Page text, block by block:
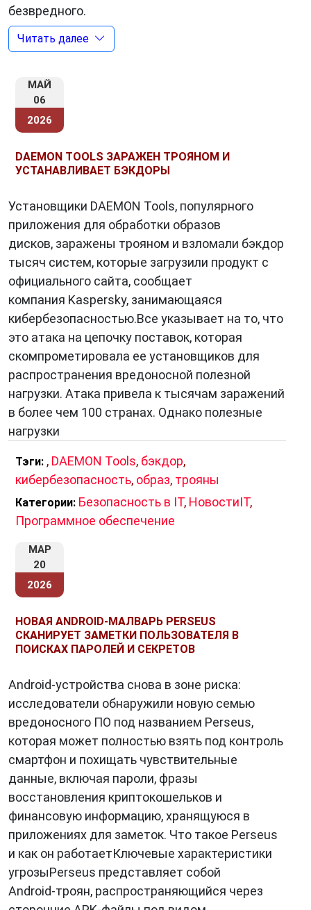
безвредного.
Происхождение термина и его смысл
программа», «Trojan Horse») происходит от
легенды о Троянском коне — деревянной
статуе, в которой скрывались греческие
Аналогично, цифровой троян — это программа,
котораявыглядит легитимной
действия без ведома пользователя.
Главное отличие трояна от вируса в том, что
онне распространяется сам по себе. Вирус
способен заражать другие файлы и системы
автоматически, а троян требует участия
человека — например, когда пользователь сам
устанавливает заражённый файл, считая его
полезным. Именно это делает троянов
особенно опасными: они играют на доверии.
Как работает троян
Механизм действия трояна строится на
поведением пользователя. Злоумышленники
маскируют вредоносные программы под
популярные приложения, игры, обновления,
офисные документы или даже антивирусы.
После запуска троян может:
Открывать удалённый доступ
устройству (так называемые backdoor-
трояны);
Красть личные данные, включая пароли,
банковские реквизиты и переписку;
управляющего сервера (C&C);
Загружать другие вредоносные
программы;
Шпионить за пользователем , включая
запись с камеры и микрофона;
Модифицировать системные файлы
настройки безопасности.
Современные трояны часто имеют
модульную структуру— их возможности
можно расширять новыми компонентами, что
делает их универсальными инструментами
кибератак.
Читать далее
МАЙ
06
2026
DAEMON TOOLS ЗАРАЖЕН ТРОЯНОМ И
УСТАНАВЛИВАЕТ БЭКДОРЫ
Установщики DAEMON Tools, популярного
приложения для обработки образов
дисков, заражены трояном и взломали бэкдор
тысяч систем, которые загрузили продукт с
официального сайта, сообщает
компания Kaspersky, занимающаяся
кибербезопасностью.Все указывает на то, что
это атака на цепочку поставок, которая
скомпрометировала ее установщиков для
распространения вредоносной полезной
нагрузки. Атака привела к тысячам заражений
в более чем 100 странах. Однако полезные
нагрузки
Тэги: , DAEMON Tools, бэкдор,
кибербезопасность, образ, трояны
Категории: Безопасность в IT, НовостиIT,
Программное обеспечение
МАР
20
2026
НОВАЯ ANDROID‑МАЛВАРЬ PERSEUS
СКАНИРУЕТ ЗАМЕТКИ ПОЛЬЗОВАТЕЛЯ В
ПОИСКАХ ПАРОЛЕЙ И СЕКРЕТОВ
Android‑устройства снова в зоне риска:
исследователи обнаружили новую семью
вредоносного ПО под названием Perseus,
которая может полностью взять под контроль
смартфон и похищать чувствительные
данные, включая пароли, фразы
восстановления криптокошельков и
финансовую информацию, хранящуюся в
приложениях для заметок. Что такое Perseus
и как он работаетКлючевые характеристики
угрозыPerseus представляет собой
Android‑троян, распространяющийся через